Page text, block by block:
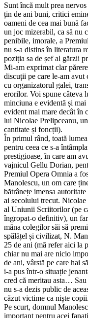
Sunt încă mult prea
țin de ani buni, critici
oameni de cea mai bună
un joc mizerabil, ca să nu
penibile, imorale, a
nu s-a distins în literatura
poziția sa de șef al gărzii
Mi-am exprimat clar
discuții pe care le-am
cu organizatorul galei,
erorilor. Voi spune câteva
minciuna e evidentă și
evident mai mare decât în
lui Nicolae Prelipceanu,
cantitate și foncții).
În primul rând, toată
pentru ceea ce s-a
prestigioase, în care am
vajnicul Gellu Dorian,
Premiul Opera Omnia a
Manolescu, un om care
bătrânețe imensa
ai secolului trecut. Nicolae
al Uniunii Scriitorilor (pe
îngropat-o definitiv), un
mâna colegilor săi să
spălățel și civilizat, N.
25 de ani (mă refer aici la
chiar nu mai are nicio
de ani, vârstă pe care hai
i-a pus într-o situație
cred că meritau asta…
nu s-a dezis public de
căzut victime ca niște copii.
Pe scurt, domnul
important pentru acei